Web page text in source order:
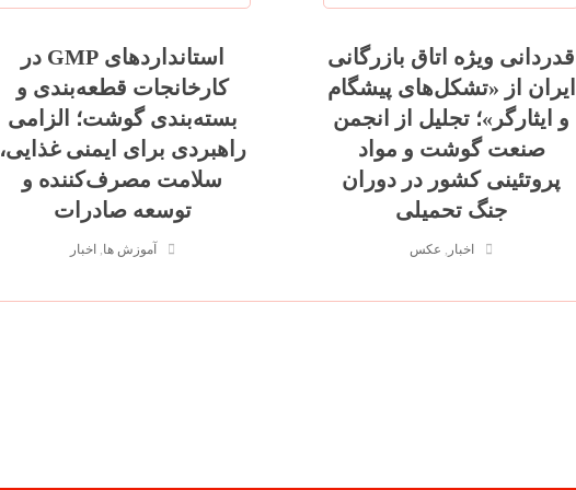
قدردانی ویژه اتاق بازرگانی
ایران از «تشکل‌های پیشگام
و ایثارگر»؛ تجلیل از انجمن
صنعت گوشت و مواد
پروتئینی کشور در دوران
جنگ تحمیلی
اخبار عکس
استانداردهای GMP در
کارخانجات قطعه‌بندی و
بسته‌بندی گوشت؛ الزامی
راهبردی برای ایمنی غذایی،
سلامت مصرف‌کننده و
توسعه صادرات
آموزش ها ,اخبار